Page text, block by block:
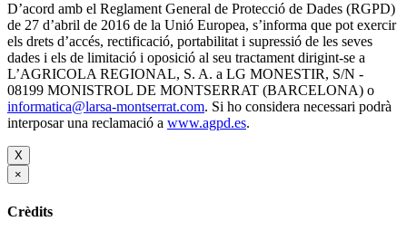
D’acord amb el Reglament General de Protecció de Dades (RGPD)
de 27 d’abril de 2016 de la Unió Europea, s’informa que pot exercir
els drets d’accés, rectificació, portabilitat i supressió de les seves
dades i els de limitació i oposició al seu tractament dirigint-se a
L’AGRICOLA REGIONAL, S. A. a LG MONESTIR, S/N -
08199 MONISTROL DE MONTSERRAT (BARCELONA) o
informatica@larsa-montserrat.com. Si ho considera necessari podrà
interposar una reclamació a www.agpd.es.
X
×
Crèdits